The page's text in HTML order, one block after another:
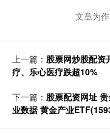
文章为
上一篇： 股票网炒股配资
疗、乐心医疗跌超10%
下一篇： 股票配资网址
业数据 黄金产业